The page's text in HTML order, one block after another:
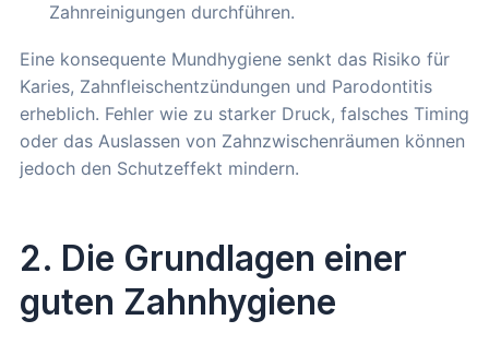
Zahnreinigungen durchführen.
Eine konsequente Mundhygiene senkt das Risiko für
Karies, Zahnfleischentzündungen und Parodontitis
erheblich. Fehler wie zu starker Druck, falsches Timing
oder das Auslassen von Zahnzwischenräumen können
jedoch den Schutzeffekt mindern.
2. Die Grundlagen einer
guten Zahnhygiene